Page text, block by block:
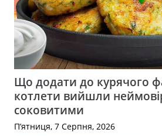
Що додати до курячого
котлети вийшли
соковитими
П’ятниця, 7 Серпня, 2026